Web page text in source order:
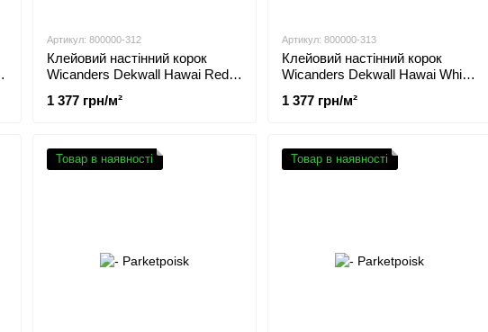
Артикул: 800000-312
Клейовий настінний корок
Wicanders Dekwall Hawai Red
1 377 грн/м²
Артикул: 800000-313
Клейовий настінний корок
Wicanders Dekwall Hawai White
1 377 грн/м²
Товар в наявності Товар в наявності